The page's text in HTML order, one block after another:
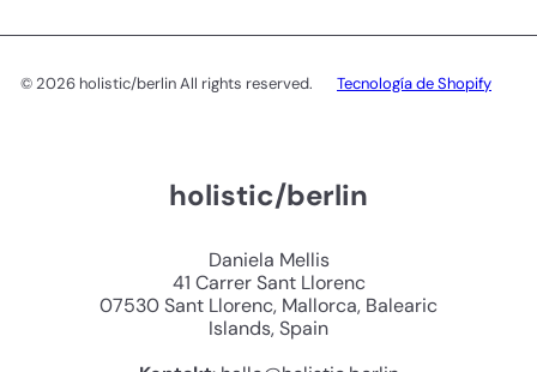
© 2026 holistic/berlin All rights reserved. Tecnología de Shopify
holistic/berlin
Daniela Mellis
41 Carrer Sant Llorenc
07530 Sant Llorenc, Mallorca, Balearic
Islands, Spain